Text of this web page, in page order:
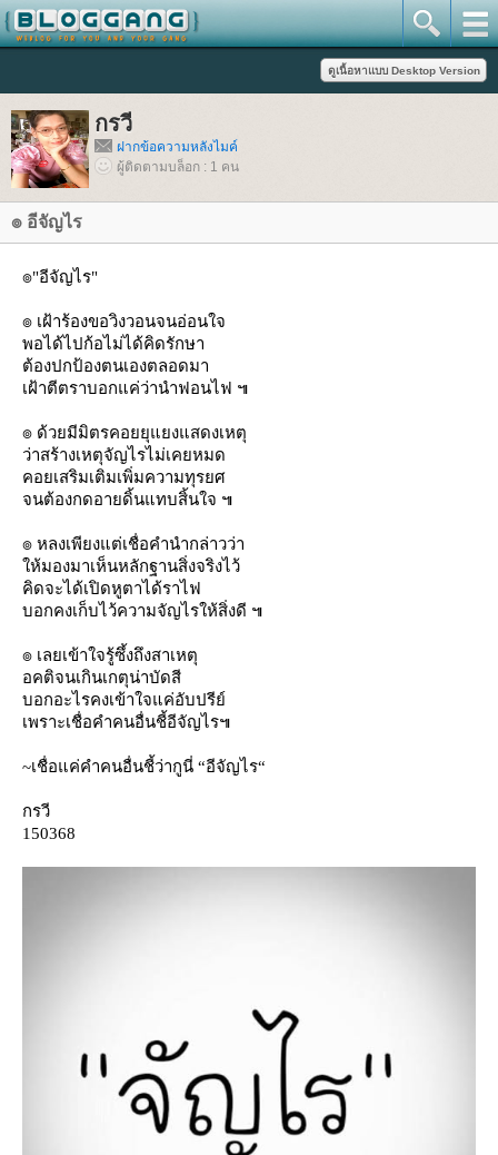
กรวี
ฝากข้อความหลังไมค์
ผู้ติดตามบล็อก : 1 คน
๏ อีจัญไร
๏"อีจัญไร"
๏ เฝ้าร้องขอวิงวอนจนอ่อนใจ
พอได้ไปก้อไม่ได้คิดรักษา
ต้องปกป้องตนเองตลอดมา
เฝ้าตีตราบอกแค่ว่านำฟอนไฟ ๚
๏ ด้วยมีมิตรคอยยุแยงแสดงเหตุ
ว่าสร้างเหตุจัญไรไม่เคยหมด
คอยเสริมเติมเพิ่มความทุรยศ
จนต้องกดอายดิ้นแทบสิ้นใจ ๚
๏ หลงเพียงแต่เชื่อคำนำกล่าวว่า
ห้มองมาเห็นหลักฐานสิ่งจริงไว้
คิดจะได้เปิดหูตาได้ราไฟ
บอกคงเก็บไว้ความจัญไรให้สิ่งดี ๚
๏ เลยเข้าใจรู้ซึ้งถึงสาเหตุ
อคติจนเกินเกตุน่าบัดสี
บอกอะไรคงเข้าใจแค่อับปรีย์
เพราะเชื่อคำคนอื่นชี้อีจัญไร๚
~เชื่อแค่คำคนอื่นชี้ว่ากูนี่ “อีจัญไร“
กรวี
150368